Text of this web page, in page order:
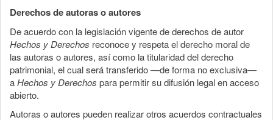
Derechos de autoras o autores
De acuerdo con la legislación vigente de derechos de autor
Hechos y Derechos reconoce y respeta el derecho moral de
las autoras o autores, así como la titularidad del derecho
patrimonial, el cual será transferido —de forma no exclusiva—
aHechos y Derechos para permitir su difusión legal en acceso
abierto.
Autoras o autores pueden realizar otros acuerdos contractuales